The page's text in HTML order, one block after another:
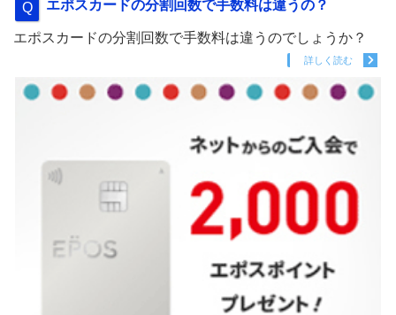
エポスカードの分割回数で手数料は違うの？
エポスカードの分割回数で手数料は違うのでしょうか？
詳しく読む